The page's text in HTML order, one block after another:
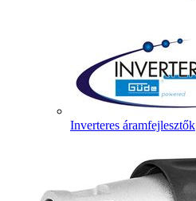
Inverteres áramfejlesztők